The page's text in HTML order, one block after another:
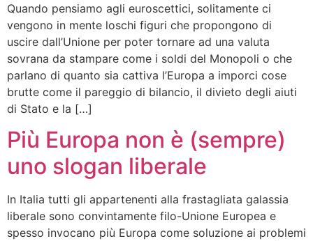
Quando pensiamo agli euroscettici, solitamente ci
vengono in mente loschi figuri che propongono di
uscire dall’Unione per poter tornare ad una valuta
sovrana da stampare come i soldi del Monopoli o che
parlano di quanto sia cattiva l’Europa a imporci cose
brutte come il pareggio di bilancio, il divieto degli aiuti
di Stato e la […]
Più Europa non è (sempre)
uno slogan liberale
In Italia tutti gli appartenenti alla frastagliata galassia
liberale sono convintamente filo-Unione Europea e
spesso invocano più Europa come soluzione ai problemi